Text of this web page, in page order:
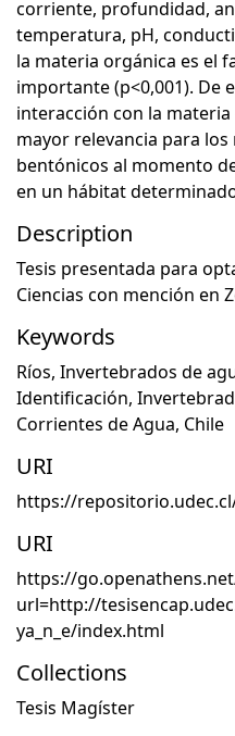
corriente, profundidad,
temperatura, pH,
la materia orgánica es el
importante (p<0,001). De
interacción con la
mayor relevancia para
bentónicos al momento
en un hábitat
Description
Tesis presentada para
Ciencias con mención en
Keywords
Ríos, Invertebrados de
Identificación,
Corrientes de Agua, Chile
URI
https://
URI
https://
url=http://
ya_n_e/index.html
Collections
Tesis Magíster